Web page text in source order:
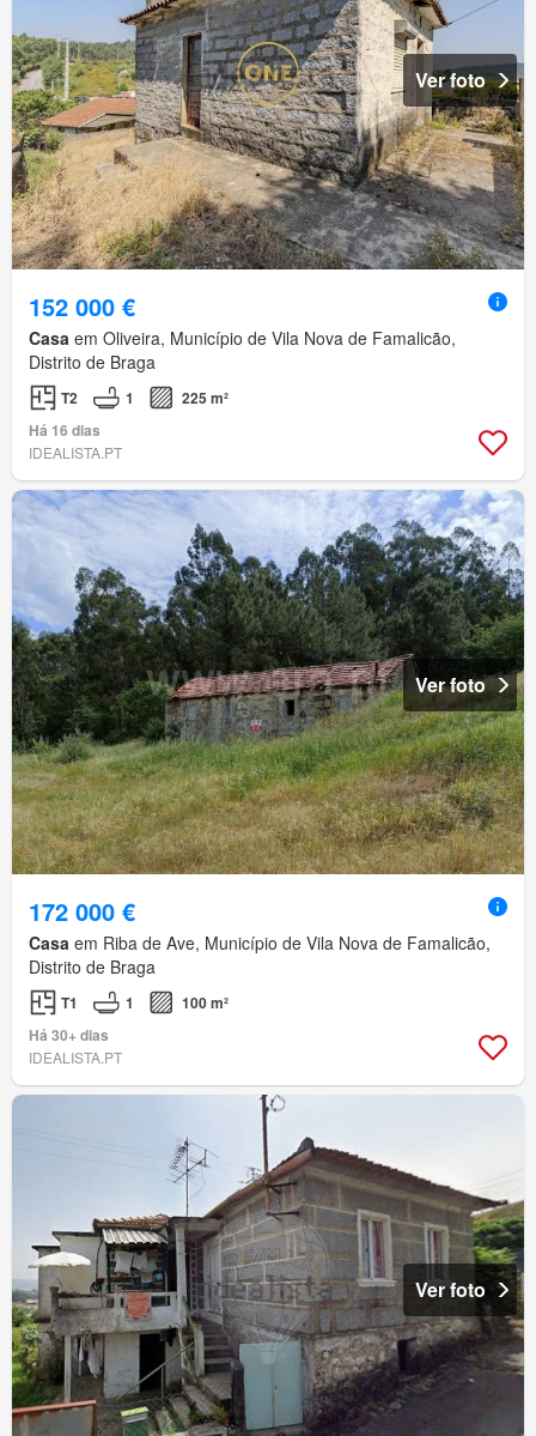
Ver foto
152 000 €
Casa em Oliveira, Município de Vila Nova de Famalicão,
Distrito de Braga
T2 1
225 m²
Há 16 dias
IDEALISTA.PT
Ver foto
172 000 €
Casa em Riba de Ave, Município de Vila Nova de Famalicão,
Distrito de Braga
T1 1
100 m²
Há 30+ dias
IDEALISTA.PT
Ver foto